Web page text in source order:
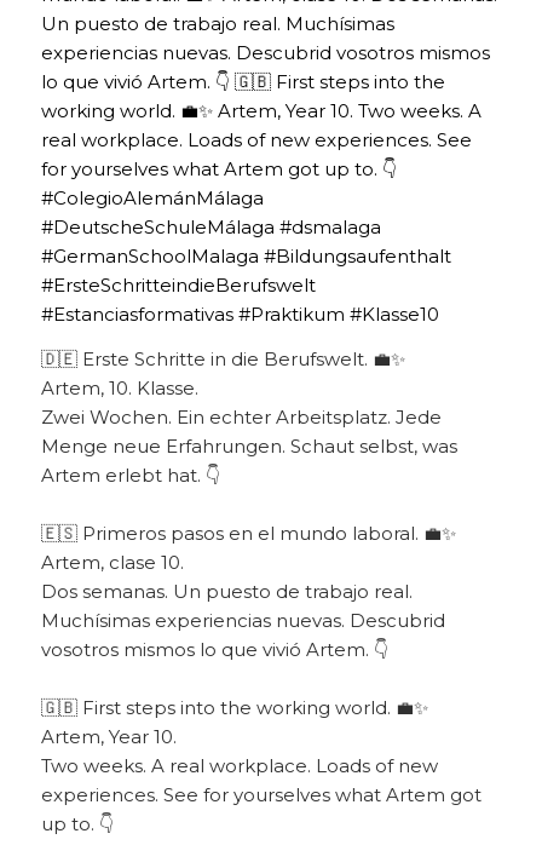
🇩🇪 Erste Schritte in die Berufswelt. 💼✨
Artem, 10. Klasse.
Zwei Wochen. Ein echter Arbeitsplatz. Jede
Menge neue Erfahrungen. Schaut selbst, was
Artem erlebt hat. 👇
🇪🇸 Primeros pasos en el mundo laboral. 💼✨
Artem, clase 10.
Dos semanas. Un puesto de trabajo real.
Muchísimas experiencias nuevas. Descubrid
vosotros mismos lo que vivió Artem. 👇
🇬🇧 First steps into the working world. 💼✨
Artem, Year 10.
Two weeks. A real workplace. Loads of new
experiences. See for yourselves what Artem got
up to. 👇